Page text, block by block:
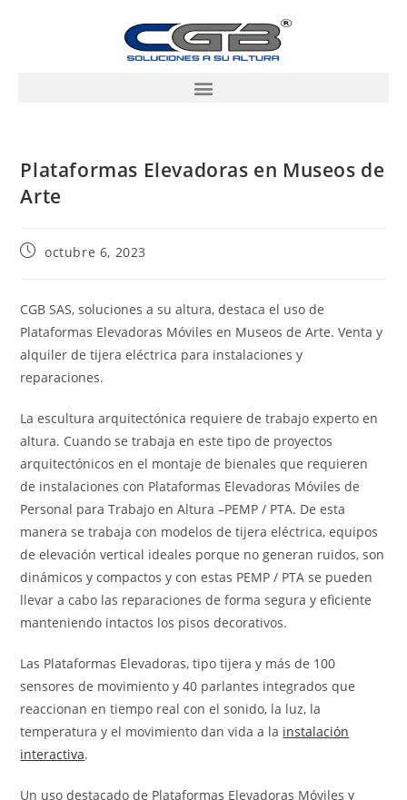
Plataformas Elevadoras en Museos de
Arte
octubre 6, 2023
CGB SAS, soluciones a su altura, destaca el uso de
Plataformas Elevadoras Móviles en Museos de Arte. Venta y
alquiler de tijera eléctrica para instalaciones y
reparaciones.
La escultura arquitectónica requiere de trabajo experto en
altura. Cuando se trabaja en este tipo de proyectos
arquitectónicos en el montaje de bienales que requieren
de instalaciones con Plataformas Elevadoras Móviles de
Personal para Trabajo en Altura –PEMP / PTA. De esta
manera se trabaja con modelos de tijera eléctrica, equipos
de elevación vertical ideales porque no generan ruidos, son
dinámicos y compactos y con estas PEMP / PTA se pueden
llevar a cabo las reparaciones de forma segura y eficiente
manteniendo intactos los pisos decorativos.
Las Plataformas Elevadoras, tipo tijera y más de 100
sensores de movimiento y 40 parlantes integrados que
reaccionan en tiempo real con el sonido, la luz, la
temperatura y el movimiento dan vida a la instalación
interactiva.
Un uso destacado de Plataformas Elevadoras Móviles y